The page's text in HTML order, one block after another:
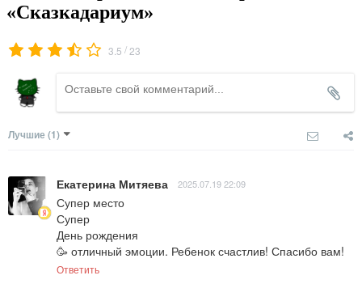
«Сказкадариум»
3.5 /23
Лучшие (1)
Екатерина Митяева 2025.07.19 22:09
Супер место
Супер
День рождения
🥳 отличный эмоции. Ребенок счастлив! Спасибо вам!
Ответить